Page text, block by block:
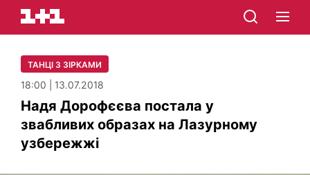
ТАНЦІ З ЗІРКАМИ
18:00 | 13.07.2018
Надя Дорофєєва постала у
звабливих образах на Лазурному
узбережжі